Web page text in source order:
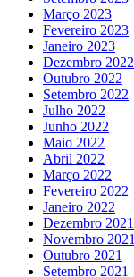
Março 2023
Fevereiro 2023
Janeiro 2023
Dezembro 2022
Outubro 2022
Setembro 2022
Julho 2022
Junho 2022
Maio 2022
Abril 2022
Março 2022
Fevereiro 2022
Janeiro 2022
Dezembro 2021
Novembro 2021
Outubro 2021
Setembro 2021